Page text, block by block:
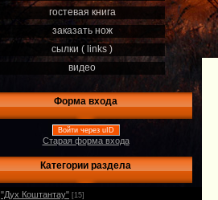
гостевая книга
заказать нож
сылки ( links )
видео
Форма входа
Войти через uID
Старая форма входа
Категории раздела
"Дух Коштантау" [15]